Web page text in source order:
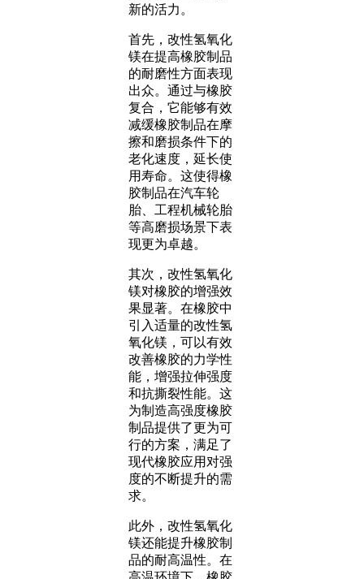
新的活力。
首先，改性氢氧化
镁在提高橡胶制品
的耐磨性方面表现
出众。通过与橡胶
复合，它能够有效
减缓橡胶制品在摩
擦和磨损条件下的
老化速度，延长使
用寿命。这使得橡
胶制品在汽车轮
胎、工程机械轮胎
等高磨损场景下表
现更为卓越。
其次，改性氢氧化
镁对橡胶的增强效
果显著。在橡胶中
引入适量的改性氢
氧化镁，可以有效
改善橡胶的力学性
能，增强拉伸强度
和抗撕裂性能。这
为制造高强度橡胶
制品提供了更为可
行的方案，满足了
现代橡胶应用对强
度的不断提升的需
求。
此外，改性氢氧化
镁还能提升橡胶制
品的耐高温性。在